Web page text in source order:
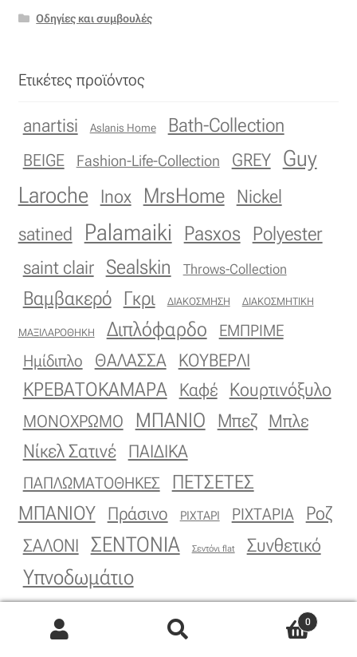
Οδηγίες και συμβουλές
Ετικέτες προϊόντος
anartisi Aslanis Home Bath-Collection
BEIGE Fashion-Life-Collection GREY
Guy
Laroche
Inox MrsHome
Nickel
satined
Palamaiki Pasxos Polyester
saint clair Sealskin Throws-Collection
Βαμβακερό Γκρι ΔΙΑΚΟΣΜΗΣΗ ΔΙΑΚΟΣΜΗΤΙΚΗ
ΜΑΞΙΛΑΡΟΘΗΚΗ Διπλόφαρδο
ΕΜΠΡΙΜΕ
Ημίδιπλο
ΘΑΛΑΣΣΑ ΚΟΥΒΕΡΛΙ
ΚΡΕΒΑΤΟΚΑΜΑΡΑ Καφέ Κουρτινόξυλο
ΜΟΝΟΧΡΩΜΟ ΜΠΑΝΙΟ Μπεζ Μπλε
Νίκελ Σατινέ ΠΑΙΔΙΚΑ
ΠΑΠΛΩΜΑΤΟΘΗΚΕΣ
ΠΕΤΣΕΤΕΣ
ΜΠΑΝΙΟΥ
Πράσινο ΡΙΧΤΑΡΙ ΡΙΧΤΑΡΙΑ Ροζ
ΣΑΛΟΝΙ ΣΕΝΤΟΝΙΑ Σεντόνι flat Συνθετικό
Υπνοδωμάτιο
0